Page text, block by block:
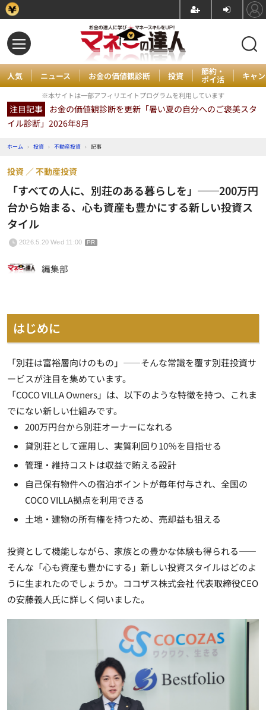
人気 ニュース お金の価値観診断 投資 節約・
ポイ活 キャ
※本サイトは一部アフィリエイトプログラムを利用しています
注目記事 お金の価値観診断を更新「暑い夏の自分へのご褒美スタ
イル診断」2026年8月
ホーム › 投資 › 不動産投資 › 記事
「すべての人に、別荘のある暮らしを」──200万円
台から始まる、心も資産も豊かにする新しい投資ス
タイル
投資 不動産投資
2026.5.20 Wed 11:00 PR
編集部
はじめに
「別荘は富裕層向けのもの」――そんな常識を覆す別荘投資サ
ービスが注目を集めています。
「COCO VILLA Owners」は、以下のような特徴を持つ、これま
でにない新しい仕組みです。
200万円台から別荘オーナーになれる
貸別荘として運用し、実質利回り10％を目指せる
管理・維持コストは収益で賄える設計
自己保有物件への宿泊ポイントが毎年付与され、全国の
COCO VILLA拠点を利用できる
土地・建物の所有権を持つため、売却益も狙える
投資として機能しながら、家族との豊かな体験も得られる――
そんな「心も資産も豊かにする」新しい投資スタイルはどのよ
うに生まれたのでしょうか。ココザス株式会社 代表取締役CEO
の安藤義人氏に詳しく伺いました。